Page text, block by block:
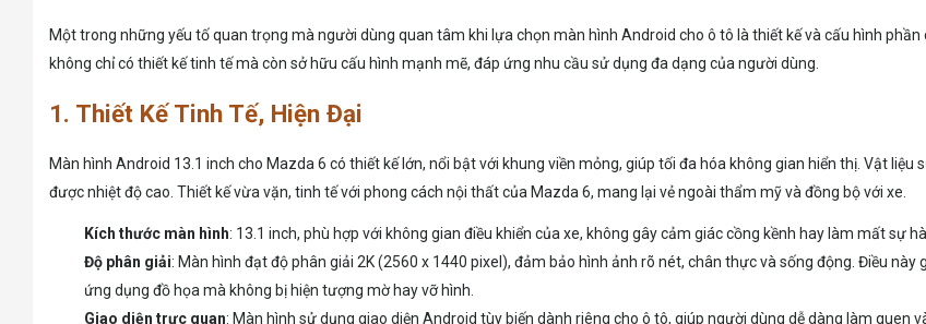
Một trong những yếu tố quan trọng mà người dùng quan tâm khi lựa chọn màn hình Android cho ô tô là thiết kế và cấu hình
không chỉ có thiết kế tinh tế mà còn sở hữu cấu hình mạnh mẽ, đáp ứng nhu cầu sử dụng đa dạng của người dùng.
1. Thiết Kế Tinh Tế, Hiện Đại
Màn hình Android 13.1 inch cho Mazda 6 có thiết kế lớn, nổi bật với khung viền mỏng, giúp tối đa hóa không gian hiển thị. Vật
được nhiệt độ cao. Thiết kế vừa vặn, tinh tế với phong cách nội thất của Mazda 6, mang lại vẻ ngoài thẩm mỹ và đồng bộ với xe.
Kích thước màn hình: 13.1 inch, phù hợp với không gian điều khiển của xe, không gây cảm giác cồng kềnh hay làm mất sự
Độ phân giải: Màn hình đạt độ phân giải 2K (2560 x 1440 pixel), đảm bảo hình ảnh rõ nét, chân thực và sống động. Điều
ứng dụng đồ họa mà không bị hiện tượng mờ hay vỡ hình.
Giao diện trực quan: Màn hình sử dụng giao diện Android tùy biến dành riêng cho ô tô, giúp người dùng dễ dàng làm quen